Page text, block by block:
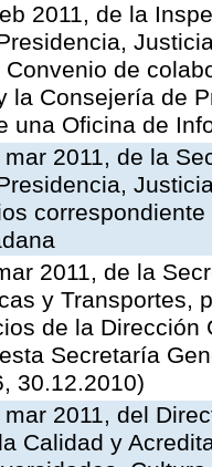
2011, de la
de
la Consejería de
una Oficina de
2011, de la
2011, de la
y Transportes,
de la
Secretaría
30.12.2010)
2011, del
Calidad y